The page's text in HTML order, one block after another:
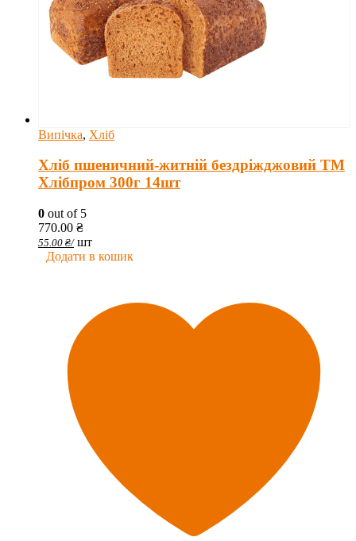
Випічка, Хліб
Хліб пшеничний-житній бездріжджовий ТМ
Хлібпром 300г 14шт
0 out of 5
770.00 ₴
55.00 ₴/ шт
Додати в кошик